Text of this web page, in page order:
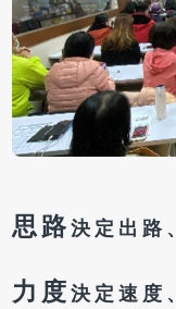
思路決定出路
力度決定速度